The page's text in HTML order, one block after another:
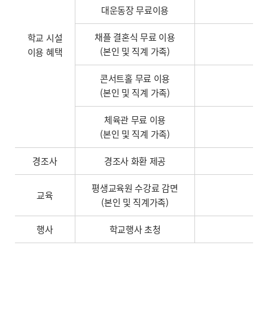
학교 시설
이용 혜택
대운동장 무료이용
채플 결혼식 무료 이용
(본인 및 직계 가족)
콘서트홀 무료 이용
(본인 및 직계 가족)
체육관 무료 이용
(본인 및 직계 가족)
경조사 경조사 화환 제공
교육
평생교육원 수강료 감면
(본인 및 직계가족)
행사 학교행사 초청